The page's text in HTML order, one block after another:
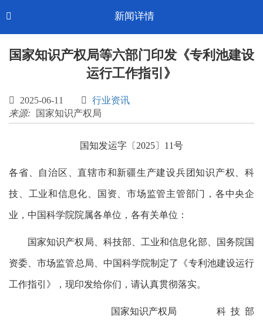
CN-中文
 新闻详情
国家知识产权局等六部门印发《专利池建设
运行工作指引》
 2025-06-11 
行业资讯
来源:
国家知识产权局
国知发运字〔2025〕11号
各省、自治区、直辖市和新疆生产建设兵团知识产权、科
技、工业和信息化、国资、市场监管主管部门，各中央企
业，中国科学院院属各单位，各有关单位：
国家知识产权局、科技部、工业和信息化部、国务院国
资委、市场监管总局、中国科学院制定了《专利池建设运行
工作指引》，现印发给你们，请认真贯彻落实。
国家知识产权局 科 技 部